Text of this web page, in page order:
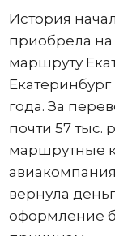
История
приобрела на
маршруту
Екатеринбург
года. За
почти 57 тыс.
маршрутные
вернула
оформление